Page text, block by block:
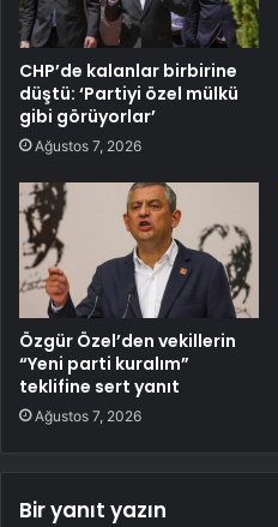
CHP’de kalanlar birbirine
düştü: ‘Partiyi özel mülkü
gibi görüyorlar’
Ağustos 7, 2026
Özgür Özel’den vekillerin
“Yeni parti kuralım”
teklifine sert yanıt
Ağustos 7, 2026
Bir yanıt yazın